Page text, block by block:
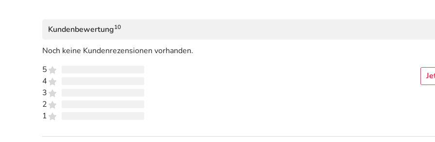
Kundenbewertung10
Noch keine Kundenrezensionen vorhanden.
5
4
3
2
1